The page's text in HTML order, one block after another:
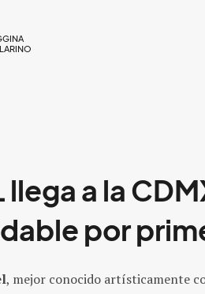
llega a la
por
, mejor conocido artísticamente